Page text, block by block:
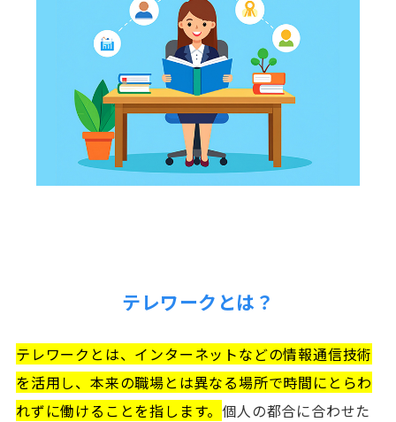
テレワークとは？
テレワークとは、インターネットなどの情報通信技術
を活用し、本来の職場とは異なる場所で時間にとらわ
れずに働けることを指します。 個人の都合に合わせた